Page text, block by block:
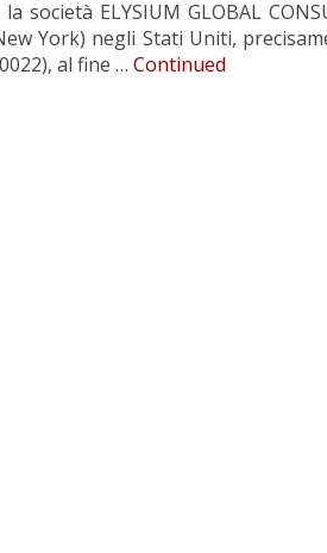
società ELYSIUM GLOBAL
York) negli Stati Uniti,
al fine … Continued